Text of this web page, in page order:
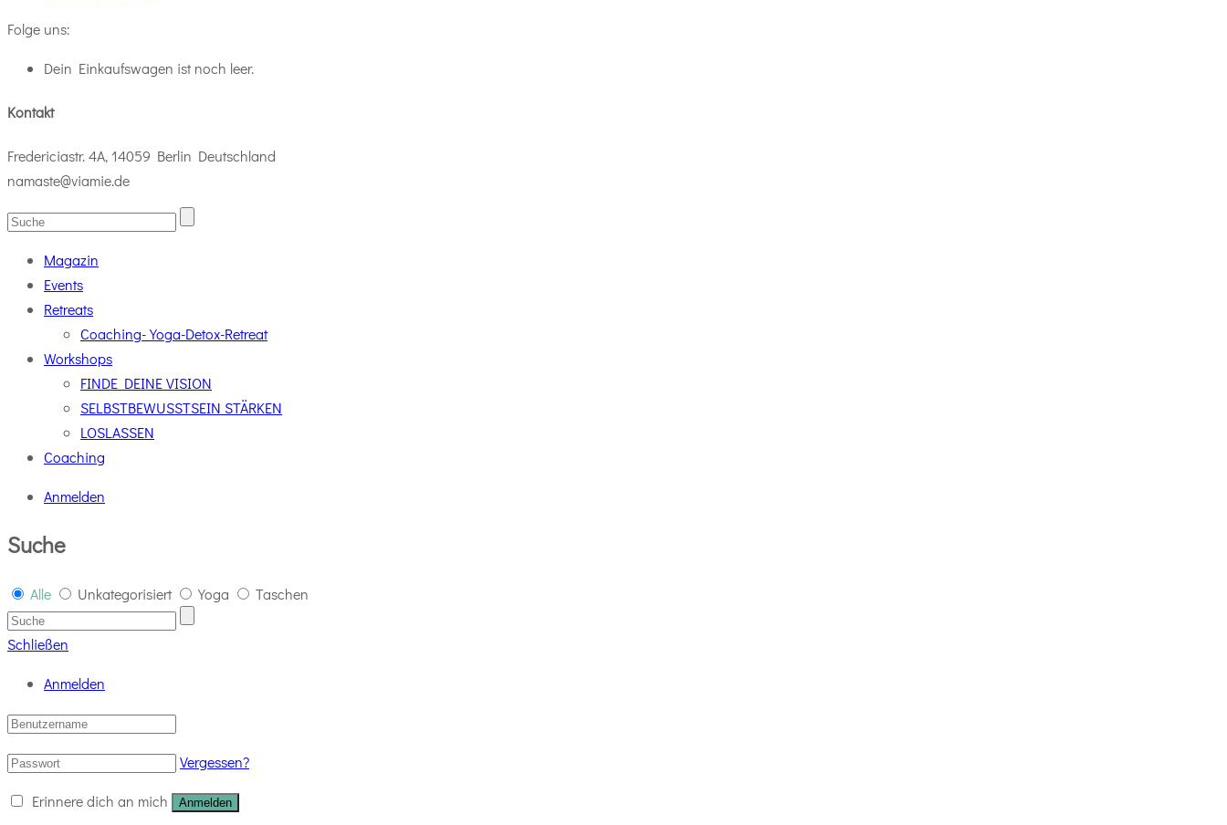
Folge uns:
Dein Einkaufswagen ist noch leer.
Kontakt
Fredericiastr. 4A, 14059 Berlin Deutschland
namaste@viamie.de
Magazin
Events
Retreats
Coaching-Yoga-Detox-Retreat
Workshops
FINDE DEINE VISION
SELBSTBEWUSSTSEIN STÄRKEN
LOSLASSEN
Coaching
Anmelden
Suche
Alle Unkategorisiert Yoga Taschen
Schließen
Anmelden
Vergessen?
Erinnere dich an mich